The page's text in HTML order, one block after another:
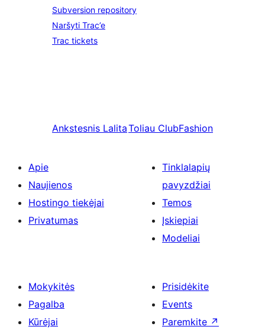
Subversion repository
Naršyti Trac’e
Trac tickets
Ankstesnis LalitaToliau ClubFashion
Apie
Naujienos
Hostingo tiekėjai
Privatumas
Tinklalapių
pavyzdžiai
Temos
Įskiepiai
Modeliai
Mokykitės
Pagalba
Kūrėjai
Prisidėkite
Events
Paremkite ↗